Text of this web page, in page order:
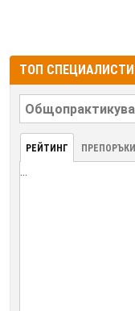
ТОП СПЕЦИАЛИСТИ
РЕЙТИНГ ПРЕПОРЪКИ
...